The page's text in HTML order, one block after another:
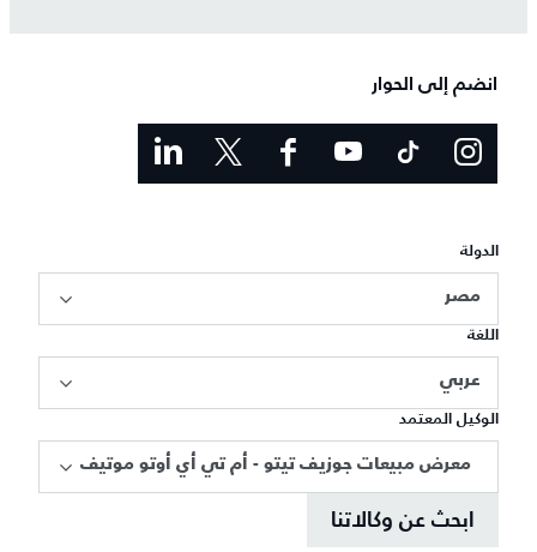
انضم إلى الحوار
الدولة
مصر
اللغة
عربي
الوكيل المعتمد
معرض مبيعات جوزيف تيتو - أم تي أي أوتو موتيف
ابحث عن وكالاتنا